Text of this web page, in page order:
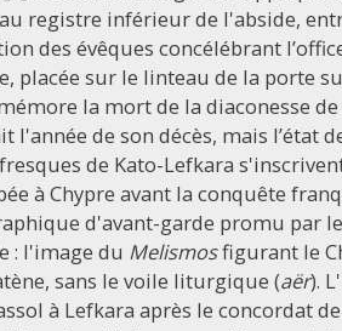
registre inférieur de l'abside,
des évêques concélébrant
placée sur le linteau de la porte
la mort de la diaconesse
l'année de son décès, mais l’état
de Kato-Lefkara
à Chypre avant la conquête
d'avant-garde promu par
: l'image du Melismosfigurant le
sans le voile liturgique (aër).
à Lefkara après le concordat